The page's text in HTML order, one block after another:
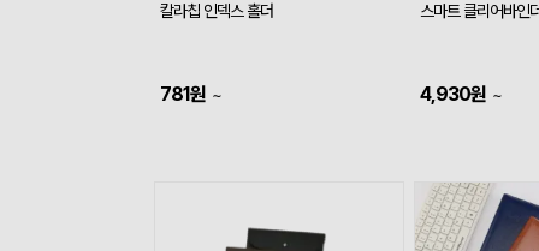
칼라칩 인덱스 홀더
781원 ~
스마트 클리어바인
4,930원 ~